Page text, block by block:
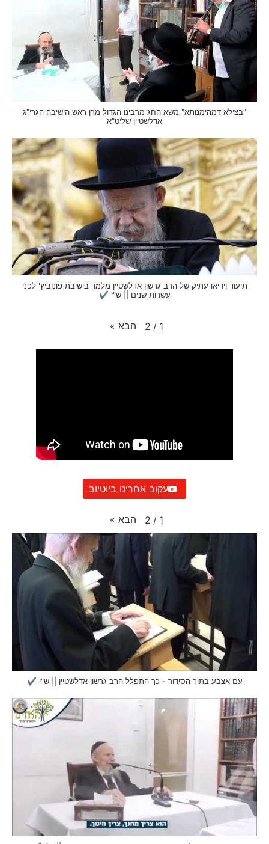
"בצילא דמהימנותא" משא החג מרבינו הגדול מרן ראש הישיבה הגרי"ג
אדלשטיין שליט"א
תיעוד וידיאו עתיק של הרב גרשון אדלשטיין מלמד בישיבת פונוביץ' לפני
עשרות שנים || ש"י ✔
1
/
2 הבא »
עקוב אחרינו ביוטיוב
1
/
2 הבא »
עם אצבע בתוך הסידור - כך התפלל הרב גרשון אדלשטיין || ש"י ✔